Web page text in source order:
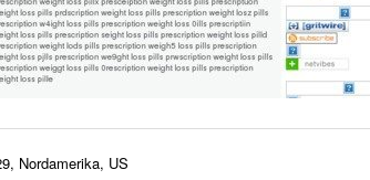
Nordamerika, US